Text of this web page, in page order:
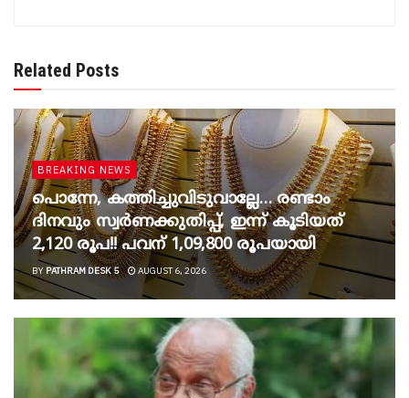
Related Posts
BREAKING NEWS
പൊന്നേ, കത്തിച്ചുവിടുവാല്ലേ… രണ്ടാം
ദിനവും സ്വർണക്കുതിപ്പ്, ഇന്ന് കൂടിയത്
2,120 രൂപ!! പവന് 1,09,800 രൂപയായി
BY PATHRAM DESK 5 AUGUST 6, 2026